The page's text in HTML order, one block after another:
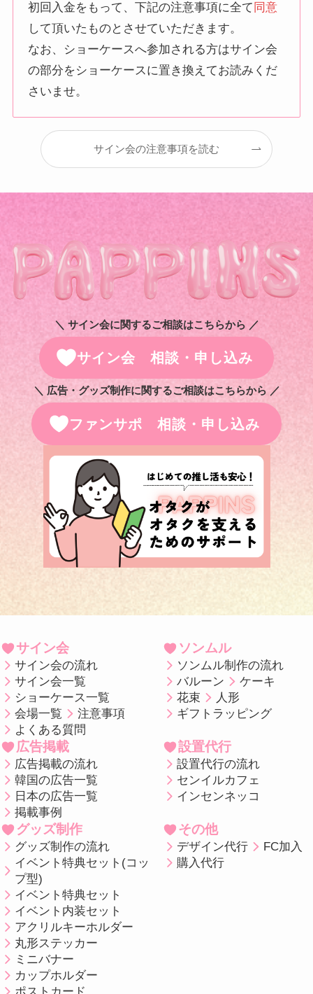
初回入金をもって、下記の注意事項に全て 同意
して頂いたものとさせていただきます。
なお、ショーケースへ参加される方はサイン会
の部分をショーケースに置き換えてお読みくだ
さいませ。
サイン会の注意事項を読む
＼ サイン会に関するご相談はこちらから ／
サイン会 相談・申し込み
＼ 広告・グッズ制作に関するご相談はこちらから ／
ファンサポ 相談・申し込み
サイン会
サイン会の流れ
サイン会一覧
ショーケース一覧
会場一覧
注意事項
よくある質問
ソンムル
ソンムル制作の流れ
バルーン
ケーキ
花束
人形
ギフトラッピング
広告掲載
広告掲載の流れ
韓国の広告一覧
日本の広告一覧
掲載事例
設置代行
設置代行の流れ
センイルカフェ
インセンネッコ
グッズ制作
グッズ制作の流れ
イベント特典セット(コッ
プ型)
イベント特典セット
イベント内装セット
アクリルキーホルダー
丸形ステッカー
ミニバナー
カップホルダー
その他
デザイン代行
FC加入
購入代行